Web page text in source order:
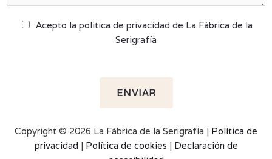
Acepto la política de privacidad de La Fábrica de la
Serigrafía
ENVIAR
Copyright © 2026 La Fábrica de la Serigrafía | Política de
privacidad | Política de cookies | Declaración de